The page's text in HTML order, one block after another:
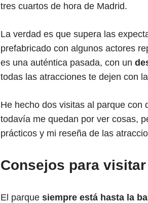
tres cuartos de hora de Madrid.
La verdad es que supera las
prefabricado con algunos actores
es una auténtica pasada, con un
todas las atracciones te dejen con
He hecho dos visitas al parque con
todavía me quedan por ver cosas,
prácticos y mi reseña de las
Consejos para
El parque siempre está hasta la